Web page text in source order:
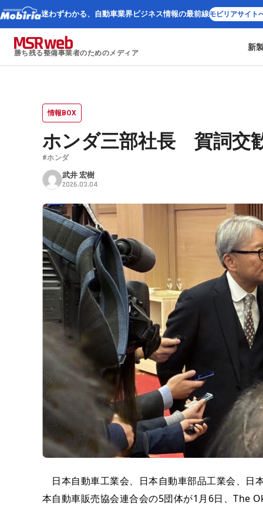
迷わずわかる、 自動車業界ビジネス情報の最前線モビリアサイト
勝ち残る整備事業者のためのメディア
新
情報BOX
ホンダ三部社長 賀詞交
#ホンダ
武井 宏樹
2026.03.04
日本自動車工業会、日本自動車部品工業会、日
本自動車販売協会連合会の5団体が1月6日、The